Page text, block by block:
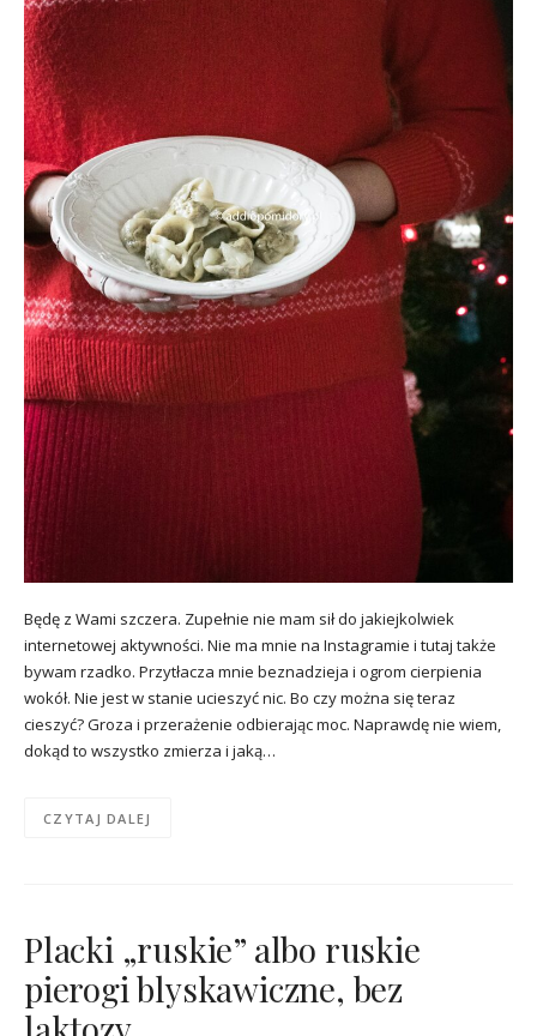
Będę z Wami szczera. Zupełnie nie mam sił do jakiejkolwiek
internetowej aktywności. Nie ma mnie na Instagramie i tutaj także
bywam rzadko. Przytłacza mnie beznadzieja i ogrom cierpienia
wokół. Nie jest w stanie ucieszyć nic. Bo czy można się teraz
cieszyć? Groza i przerażenie odbierając moc. Naprawdę nie wiem,
dokąd to wszystko zmierza i jaką…
CZYTAJ DALEJ
Placki „ruskie” albo ruskie
pierogi blyskawiczne, bez